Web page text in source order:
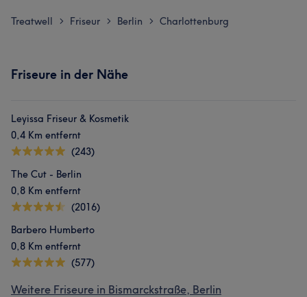
Treatwell > Friseur > Berlin > Charlottenburg
Friseure in der Nähe
Leyissa Friseur & Kosmetik
0,4 Km entfernt
(243)
The Cut - Berlin
0,8 Km entfernt
(2016)
Barbero Humberto
0,8 Km entfernt
(577)
Weitere Friseure in Bismarckstraße, Berlin